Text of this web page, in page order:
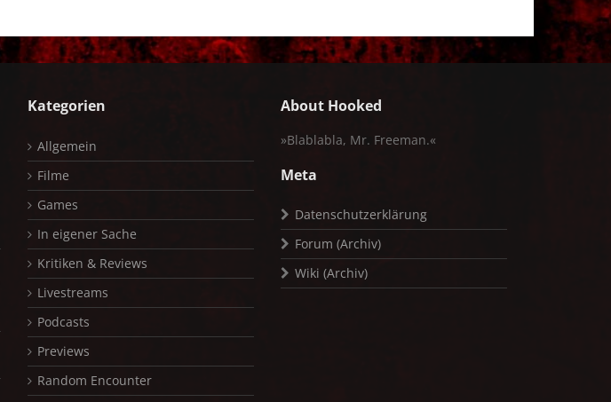
Kategorien
Allgemein
Filme
Games
In eigener Sache
Kritiken & Reviews
Livestreams
Podcasts
Previews
Random Encounter
About Hooked
»Blablabla, Mr. Freeman.«
Meta
Datenschutzerklärung
Forum (Archiv)
Wiki (Archiv)